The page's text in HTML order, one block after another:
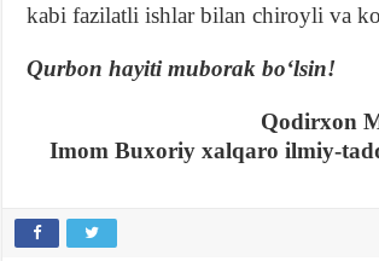
kabi fazilatli ishlar bilan chiroyli va
Qurbon hayiti muborak boʻlsin!
Qodirxon
Imom Buxoriy xalqaro ilmiy-